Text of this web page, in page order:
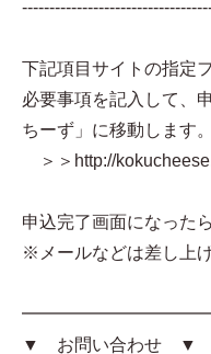
下記項目サイトの指定
必要事項を記入して、
ちーず」に移動します。
＞＞http://
申込完了画面になった
※メールなどは差し上
▼ お問い合わせ ▼